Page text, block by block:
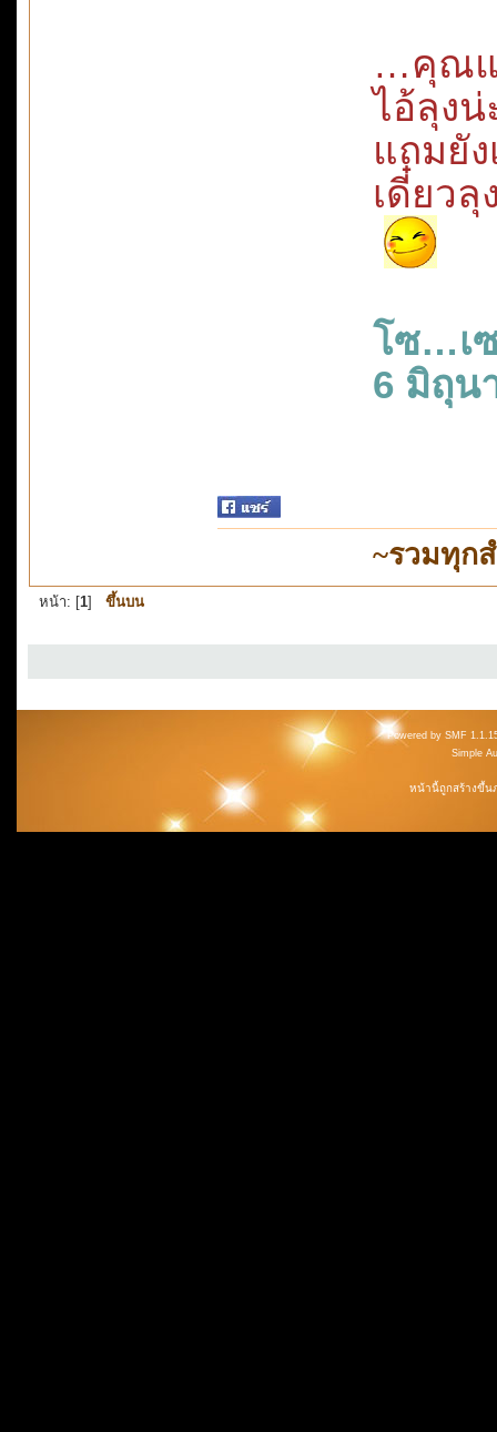
…คุณแ
ไอ้ลุงน่
แถมยั
เดี๋ยว
โซ…เ
6 มิถุน
~รวมทุก
หน้า: [1] ขึ้นบน
Powered by SMF
Simple
หน้านี้ถูกสร้างขึ้น